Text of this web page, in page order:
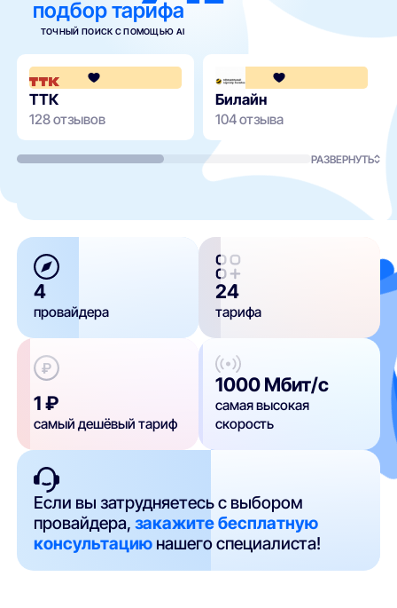
подбор тарифа
ТОЧНЫЙ ПОИСК С ПОМОЩЬЮ AI
4.2
ТТК
128 отзывов
Билайн
104 отзыва
РАЗВЕРНУТЬ
4
провайдера
24
тарифа
1 ₽
самый дешёвый тариф
1000 Мбит/с
самая высокая
скорость
Если вы затрудняетесь с выбором
провайдера,закажите бесплатную
консультацию нашего специалиста!